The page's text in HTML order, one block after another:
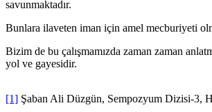
savunmaktadır.
Bunlara ilaveten iman için amel mecburiyeti
Bizim de bu çalışmamızda zaman zaman
yol ve gayesidir.
[1] Şaban Ali Düzgün, Sempozyum Dizisi-3,